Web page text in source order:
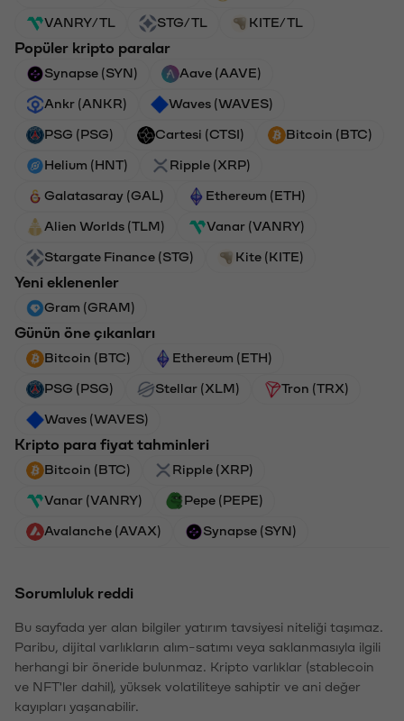
VANRY/TL STG/TL KITE/TL
Popüler kripto paralar
Synapse (SYN) Aave (AAVE)
Ankr (ANKR) Waves (WAVES)
PSG (PSG) Cartesi (CTSI) Bitcoin (BTC)
Helium (HNT) Ripple (XRP)
Galatasaray (GAL) Ethereum (ETH)
Alien Worlds (TLM) Vanar (VANRY)
Stargate Finance (STG) Kite (KITE)
Yeni eklenenler
Gram (GRAM)
Günün öne çıkanları
Bitcoin (BTC) Ethereum (ETH)
PSG (PSG) Stellar (XLM) Tron (TRX)
Waves (WAVES)
Kripto para fiyat tahminleri
Bitcoin (BTC) Ripple (XRP)
Vanar (VANRY) Pepe (PEPE)
Avalanche (AVAX) Synapse (SYN)
Sorumluluk reddi
Bu sayfada yer alan bilgiler yatırım tavsiyesi niteliği taşımaz.
Paribu, dijital varlıkların alım-satımı veya saklanmasıyla ilgili
herhangi bir öneride bulunmaz. Kripto varlıklar (stablecoin
ve NFT'ler dahil), yüksek volatiliteye sahiptir ve ani değer
kayıpları yaşanabilir.